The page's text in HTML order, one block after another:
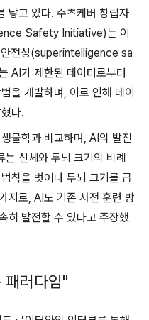
낳고 있다. 수츠케버 창립자
Safety Initiative)는 이
안전성(superintelligence sa
AI가 제한된 데이터로부터
을 개발하며, 이로 인해 데이
다.
물학과 비교하며, AI의 발전
신체와 두뇌 크기의 비례
칙을 벗어나 두뇌 크기를 급
지로, AI도 기존 사전 훈련 방
히 발전할 수 있다고 주장했
패러다임"